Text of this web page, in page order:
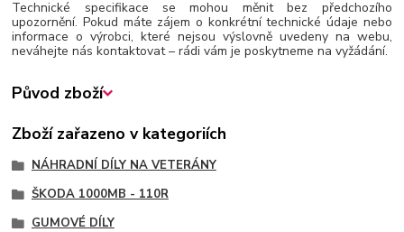
Technické specifikace se mohou měnit bez předchozího
upozornění. Pokud máte zájem o konkrétní technické údaje nebo
informace o výrobci, které nejsou výslovně uvedeny na webu,
neváhejte nás kontaktovat – rádi vám je poskytneme na vyžádání.
Původ zboží
Zboží zařazeno v kategoriích
NÁHRADNÍ DÍLY NA VETERÁNY
ŠKODA 1000MB - 110R
GUMOVÉ DÍLY